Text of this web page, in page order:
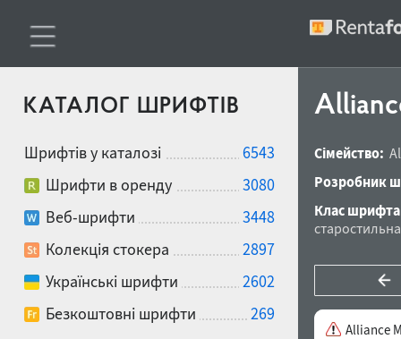
КАТАЛОГ ШРИФТІВ
Шрифтів у каталозі
6543
Шрифти в оренду
3080
Веб-шрифти
3448
Колекція стокера
2897
Українські шрифти
2602
Безкоштовні шрифти
269
Сімейство:
Розробник
Клас
Alliance